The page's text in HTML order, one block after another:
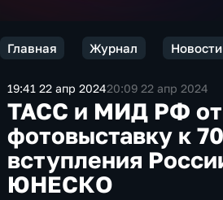
Главная Журнал
19:41 22 апр 202420:09 22 апр 2024
ТАСС и МИД РФ
фотовыставку к
вступления
ЮНЕСКО